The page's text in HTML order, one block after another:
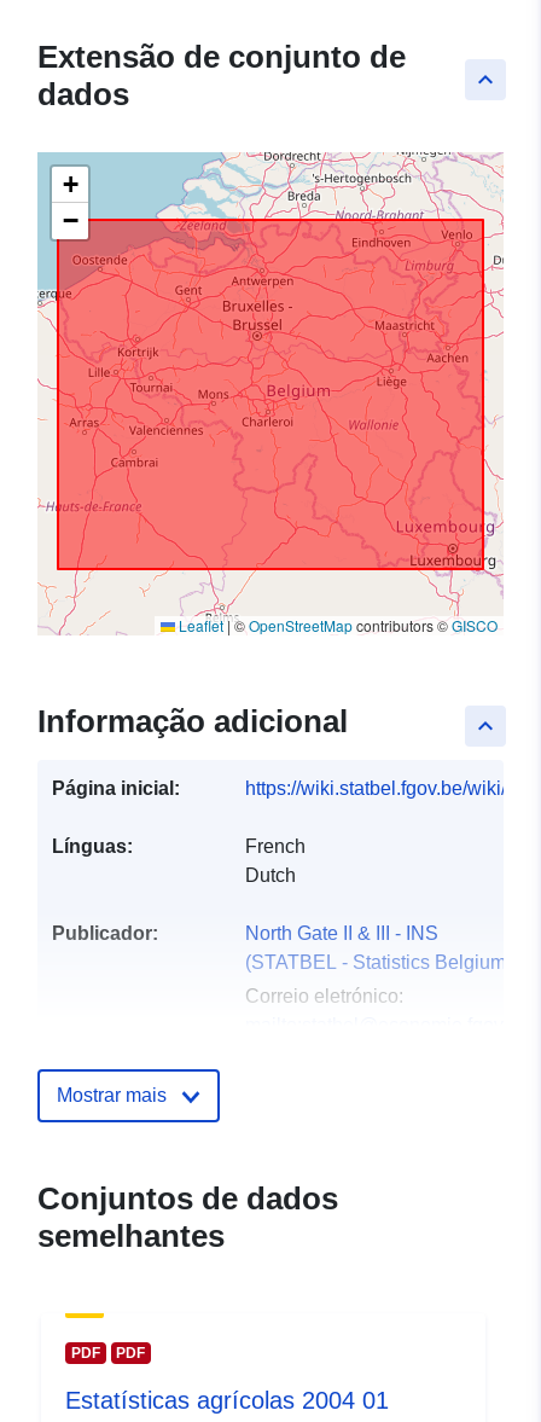
keyboard_arrow_up
Extensão de conjunto de
dados
+
−
Leaflet|©OpenStreetMapcontributors ©GISCO
keyboard_arrow_up
Informação adicional
Página inicial: https://wiki.statbel.fgov.be/wiki/
Línguas:
French
Dutch
Publicador:
North Gate II & III - INS
(STATBEL - Statistics Belgium)
Correio eletrónico:
Correio eletrónico:
Mostrar mais
Conjuntos de dados
semelhantes
PDF PDF
Estatísticas agrícolas 2004 01